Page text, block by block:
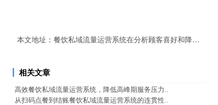
本文地址： 餐饮私域流量运营系统在分析顾客喜好和降低菜单
相关文章
高效餐饮私域流量运营系统，降低高峰期服务压力..
从扫码点餐到结账餐饮私域流量运营系统的连贯性..